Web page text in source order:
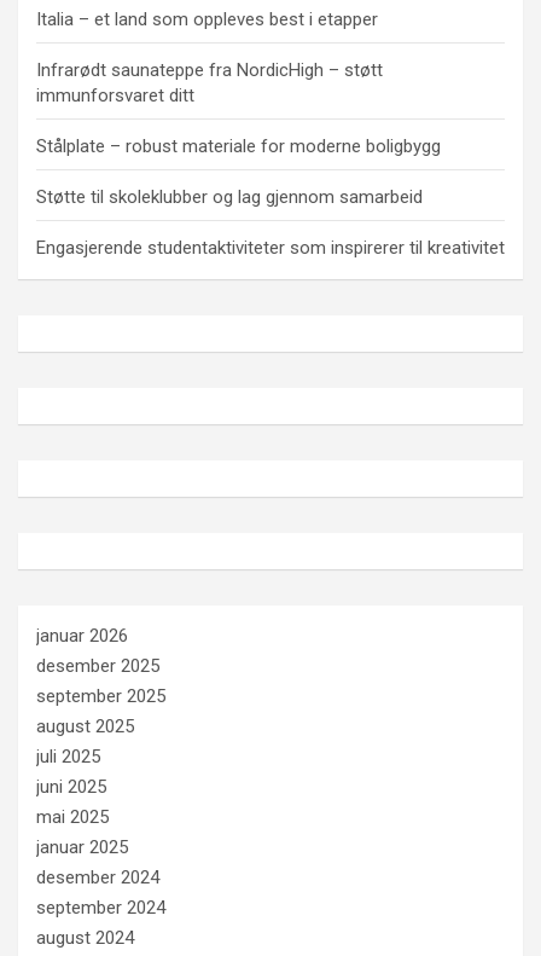
Italia – et land som oppleves best i etapper
Infrarødt saunateppe fra NordicHigh – støtt
immunforsvaret ditt
Stålplate – robust materiale for moderne boligbygg
Støtte til skoleklubber og lag gjennom samarbeid
Engasjerende studentaktiviteter som inspirerer til kreativitet
januar 2026
desember 2025
september 2025
august 2025
juli 2025
juni 2025
mai 2025
januar 2025
desember 2024
september 2024
august 2024